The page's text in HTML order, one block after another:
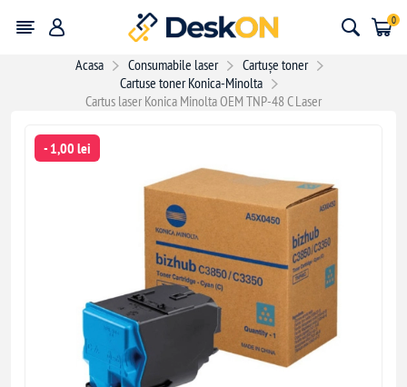
0
Acasa Consumabile laser
Cartușe toner
Cartuse toner Konica-Minolta
Cartus laser Konica Minolta OEM TNP-48 C Laser
- 1,00 lei